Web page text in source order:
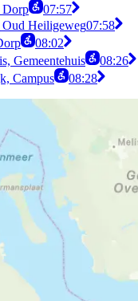
Dorp
07:57
Oud Heiligeweg07:58
08:02
Gemeentehuis
08:26
Campus
08:28